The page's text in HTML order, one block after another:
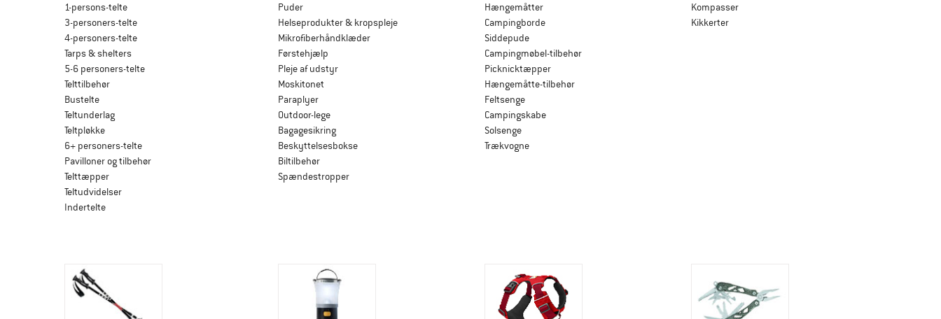
1-persons-telte
3-personers-telte
4-personers-telte
Tarps & shelters
5-6 personers-telte
Telttilbehør
Bustelte
Teltunderlag
Teltpløkke
6+ personers-telte
Pavilloner og tilbehør
Telttæpper
Teltudvidelser
Indertelte
Puder
Helseprodukter & kropspleje
Mikrofiberhåndklæder
Førstehjælp
Pleje af udstyr
Moskitonet
Paraplyer
Outdoor-lege
Bagagesikring
Beskyttelsesbokse
Biltilbehør
Spændestropper
Hængemåtter
Campingborde
Siddepude
Campingmøbel-tilbehør
Picknicktæpper
Hængemåtte-tilbehør
Feltsenge
Campingskabe
Solsenge
Trækvogne
Kompasser
Kikkerter